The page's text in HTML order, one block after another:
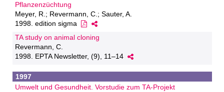
Pflanzenzüchtung
Meyer, R.; Revermann, C.; Sauter, A.
1998. edition sigma
TA study on animal cloning
Revermann, C.
1998. EPTA Newsletter, (9), 11–14
1997
Umwelt und Gesundheit. Vorstudie zum TA-Projekt